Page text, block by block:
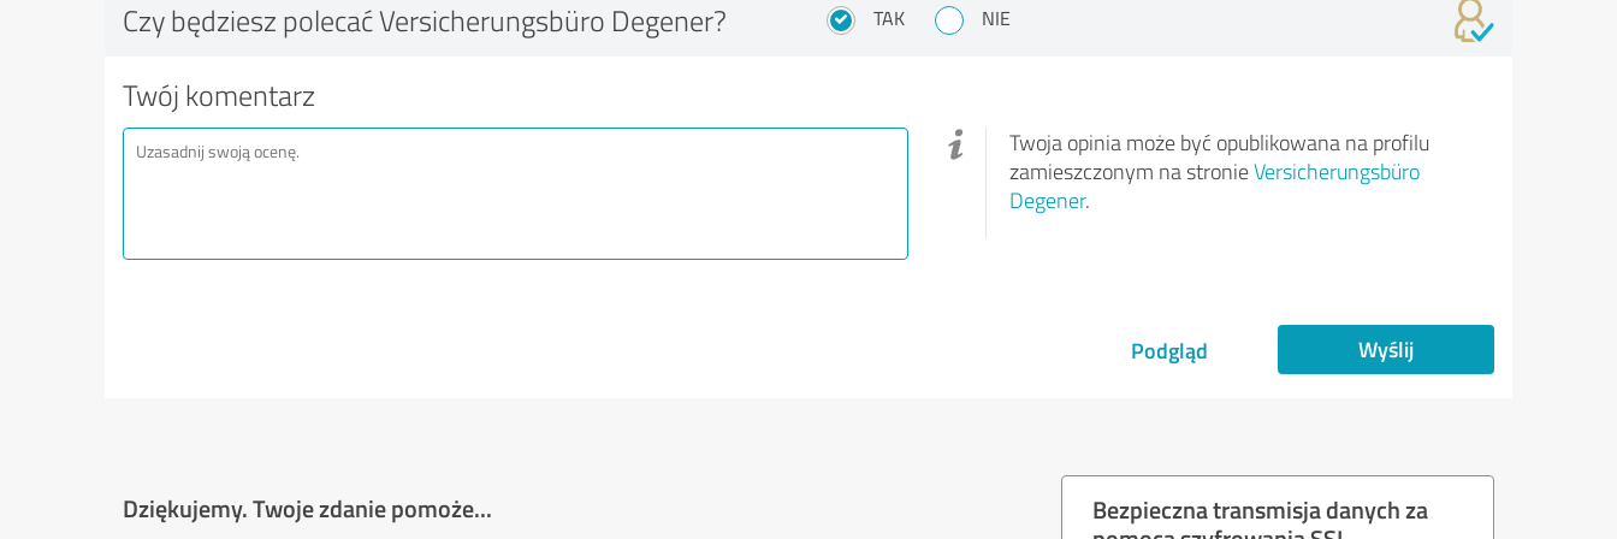
Czy będziesz polecać Versicherungsbüro Degener? TAK NIE
Twój komentarz
Twoja opinia może być opublikowana na profilu
zamieszczonym na stronieVersicherungsbüro
Degener.
Podgląd Wyślij
Dziękujemy. Twoje zdanie pomoże...
Bezpieczna transmisja danych za